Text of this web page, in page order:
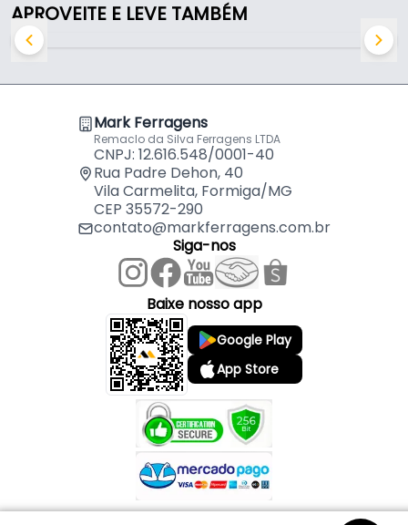
- Distancia entre furos: 96 mm
- Acompanha: 2 Parafusos
- Comprimento total: 106 mm
APROVEITE E LEVE TAMBÉM
Mark Ferragens
Remaclo da Silva Ferragens LTDA
CNPJ: 12.616.548/0001-40
Rua Padre Dehon, 40
Vila Carmelita, Formiga/MG
CEP 35572-290
contato@markferragens.com.br
Siga-nos
Baixe nosso app
Google Play
App Store